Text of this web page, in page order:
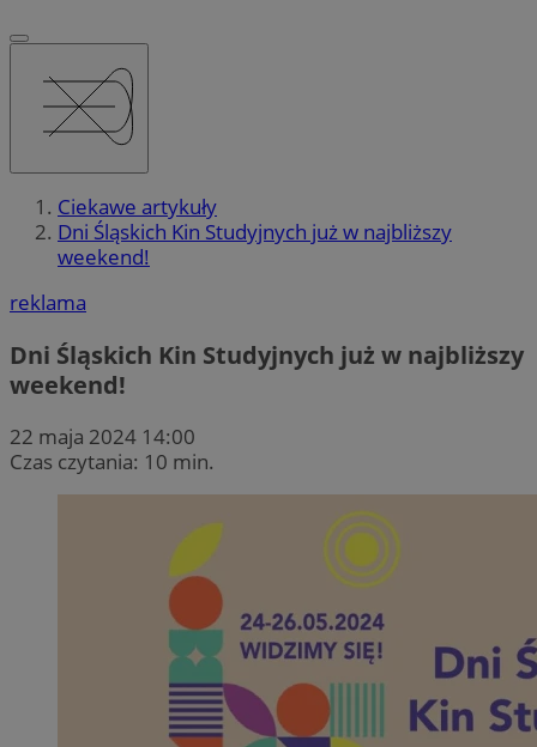
Ciekawe artykuły
Dni Śląskich Kin Studyjnych już w najbliższy
weekend!
reklama
Dni Śląskich Kin Studyjnych już w najbliższy
weekend!
22 maja 2024 14:00
Czas czytania: 10 min.